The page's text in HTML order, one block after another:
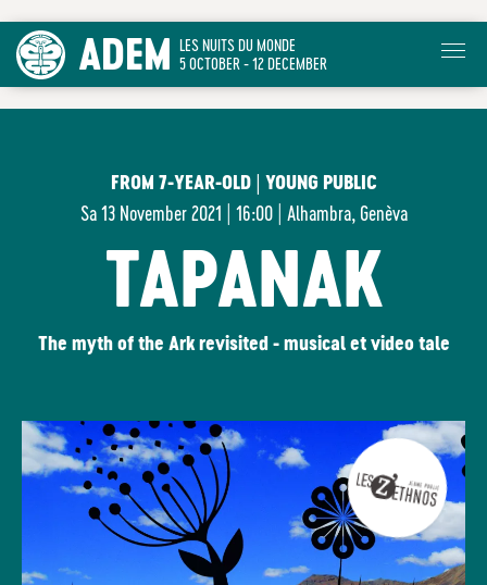
ADEM
LES NUITS DU MONDE
5 OCTOBER - 12 DECEMBER
FROM 7-YEAR-OLD | YOUNG PUBLIC
Sa 13 November 2021 | 16:00| Alhambra, Genèva
TAPANAK
The myth of the Ark revisited - musical et video tale